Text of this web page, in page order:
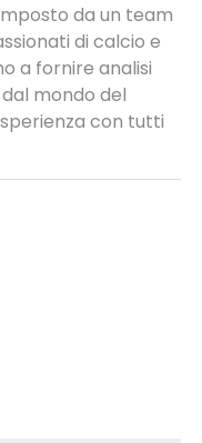
da un team
di calcio e
a fornire analisi
mondo del
con tutti